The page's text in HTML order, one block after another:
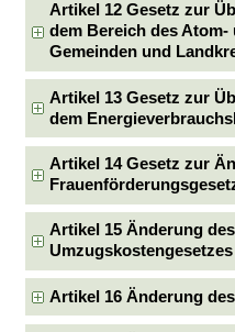
Artikel 12 Gesetz zur
dem Bereich des
Gemeinden und
Artikel 13 Gesetz zur
dem
Artikel 14 Gesetz zur
Artikel 15 Änderung
Umzugskostengesetzes
Artikel 16 Änderung